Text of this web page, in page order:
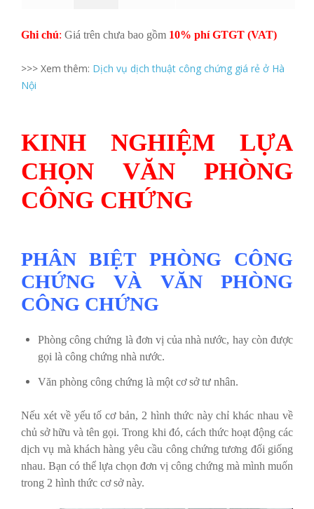
Ghi chú: Giá trên chưa bao gồm 10% phí GTGT (VAT)
>>> Xem thêm: Dịch vụ dịch thuật công chứng giá rẻ ở Hà
Nội
KINH NGHIỆM LỰA
CHỌN VĂN PHÒNG
CÔNG CHỨNG
PHÂN BIỆT PHÒNG CÔNG
CHỨNG VÀ VĂN PHÒNG
CÔNG CHỨNG
Phòng công chứng là đơn vị của nhà nước, hay còn được
gọi là công chứng nhà nước.
Văn phòng công chứng là một cơ sở tư nhân.
Nếu xét về yếu tố cơ bản, 2 hình thức này chỉ khác nhau về
chủ sở hữu và tên gọi. Trong khi đó, cách thức hoạt động các
dịch vụ mà khách hàng yêu cầu công chứng tương đối giống
nhau. Bạn có thể lựa chọn đơn vị công chứng mà mình muốn
trong 2 hình thức cơ sở này.